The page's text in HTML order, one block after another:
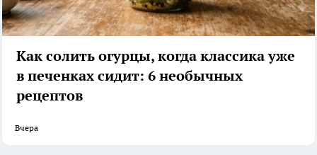
Как солить огурцы, когда классика уже
в печенках сидит: 6 необычных
рецептов
Вчера